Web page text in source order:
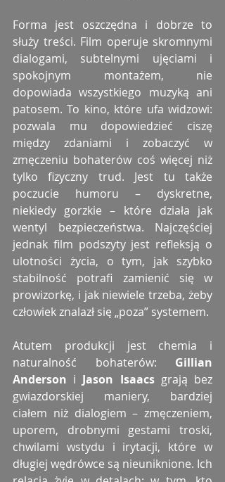
Forma jest oszczędna i dobrze to
służy treści. Film operuje skromnymi
dialogami, subtelnymi ujęciami i
spokojnym montażem, nie
dopowiada wszystkiego muzyką ani
patosem. To kino, które ufa widzowi:
pozwala mu dopowiedzieć ciszę
między zdaniami i zobaczyć w
zmęczeniu bohaterów coś więcej niż
tylko fizyczny trud. Jest tu także
poczucie humoru – dyskretne,
niekiedy gorzkie – które działa jak
wentyl bezpieczeństwa. Najczęściej
jednak film podszyty jest refleksją o
ulotności życia, o tym, jak szybko
stabilność potrafi zamienić się w
prowizorkę, i jak niewiele trzeba, żeby
człowiek znalazł się „poza” systemem.
Atutem produkcji jest chemia i
naturalność bohaterów: Gillian
Anderson i Jason Isaacs grają bez
gwiazdorskiej maniery, bardziej
ciałem niż dialogiem – zmęczeniem,
uporem, drobnymi gestami troski,
chwilami wstydu i irytacji, które w
długiej wędrówce są nieuniknione. Ich